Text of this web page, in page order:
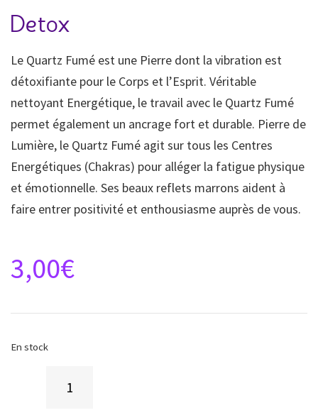
Detox
Le Quartz Fumé est une Pierre dont la vibration est
détoxifiante pour le Corps et l’Esprit. Véritable
nettoyant Energétique, le travail avec le Quartz Fumé
permet également un ancrage fort et durable. Pierre de
Lumière, le Quartz Fumé agit sur tous les Centres
Energétiques (Chakras) pour alléger la fatigue physique
et émotionnelle. Ses beaux reflets marrons aident à
faire entrer positivité et enthousiasme auprès de vous.
3,00€
En stock